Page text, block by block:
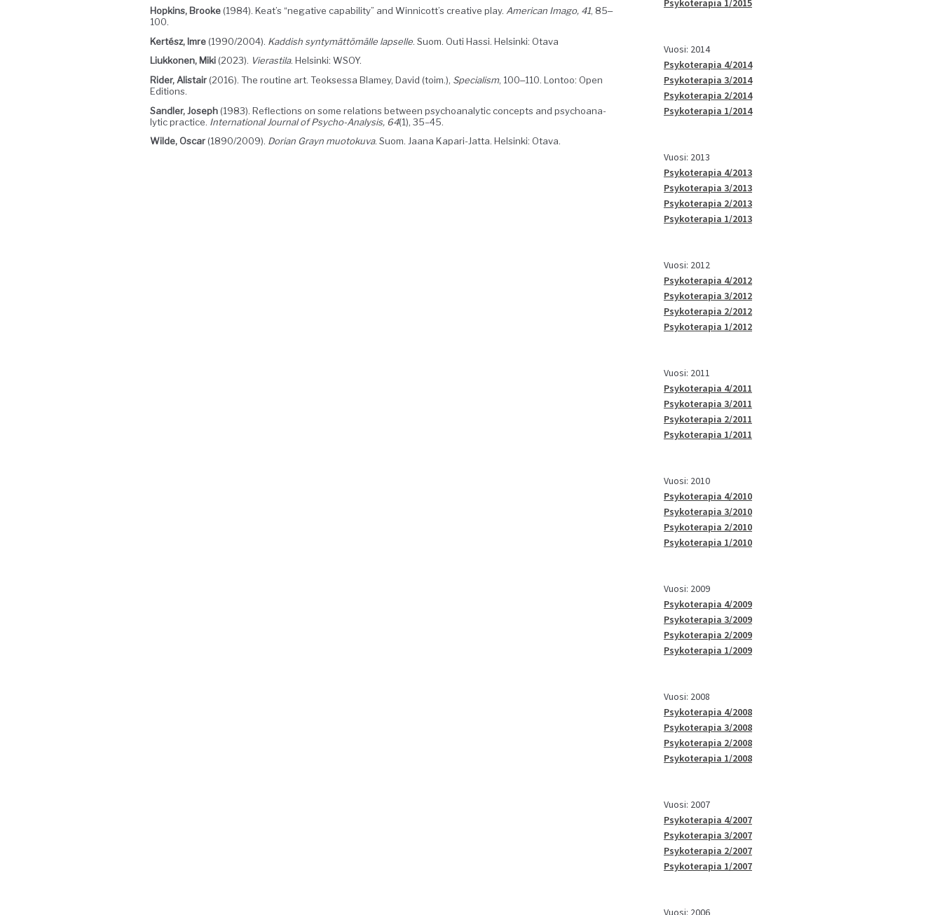
Hop­kins, Brooke(1984). Keat’s “neg­a­tive capa­bil­i­ty” and Win­ni­cot­t’s cre­ative play. Amer­i­can Ima­go, 41, 85‒
100.
Kertész, Imre(1990/2004). Kad­dish syn­tymät­tömälle lapselle. Suom. Outi Has­si. Helsin­ki: Otava
Liukko­nen, Miki(2023). Vierasti­la. Helsin­ki: WSOY.
Rid­er, Alis­tair(2016). The rou­tine art. Teok­ses­sa Blamey, David (toim.), Spe­cial­ism, 100‒110. Lon­too: Open
Editions.
San­dler, Joseph(1983). Reflec­tions on some rela­tions between psy­cho­an­a­lyt­ic con­cepts and psy­cho­an­a­
lyt­ic prac­tice. Inter­na­tion­al Jour­nal of Psy­cho-Analy­sis, 64(1), 35–45.
Wilde, Oscar(1890/2009). Dori­an Grayn muo­toku­va. Suom. Jaana Kapari-Jat­ta. Helsin­ki: Otava.
Psykoterapia 1/2015
Vuosi: 2014
Psykoterapia 4/2014
Psykoterapia 3/2014
Psykoterapia 2/2014
Psykoterapia 1/2014
Vuosi: 2013
Psykoterapia 4/2013
Psykoterapia 3/2013
Psykoterapia 2/2013
Psykoterapia 1/2013
Vuosi: 2012
Psykoterapia 4/2012
Psykoterapia 3/2012
Psykoterapia 2/2012
Psykoterapia 1/2012
Vuosi: 2011
Psykoterapia 4/2011
Psykoterapia 3/2011
Psykoterapia 2/2011
Psykoterapia 1/2011
Vuosi: 2010
Psykoterapia 4/2010
Psykoterapia 3/2010
Psykoterapia 2/2010
Psykoterapia 1/2010
Vuosi: 2009
Psykoterapia 4/2009
Psykoterapia 3/2009
Psykoterapia 2/2009
Psykoterapia 1/2009
Vuosi: 2008
Psykoterapia 4/2008
Psykoterapia 3/2008
Psykoterapia 2/2008
Psykoterapia 1/2008
Vuosi: 2007
Psykoterapia 4/2007
Psykoterapia 3/2007
Psykoterapia 2/2007
Psykoterapia 1/2007
Vuosi: 2006